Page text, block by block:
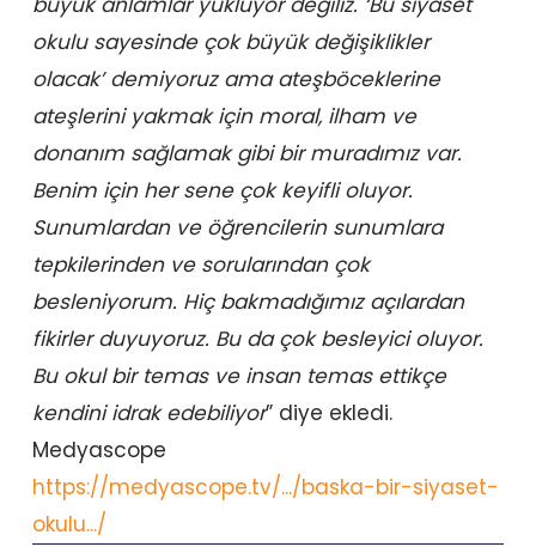
okulu sayesinde çok büyük değişiklikler
olacak’ demiyoruz ama ateşböceklerine
ateşlerini yakmak için moral, ilham ve
donanım sağlamak gibi bir muradımız var.
Benim için her sene çok keyifli oluyor.
Sunumlardan ve öğrencilerin sunumlara
tepkilerinden ve sorularından çok
besleniyorum. Hiç bakmadığımız açılardan
fikirler duyuyoruz. Bu da çok besleyici oluyor.
Bu okul bir temas ve insan temas ettikçe
kendini idrak edebiliyor” diye ekledi.
Medyascope
https://medyascope.tv/.../baska-bir-siyaset-
okulu.../